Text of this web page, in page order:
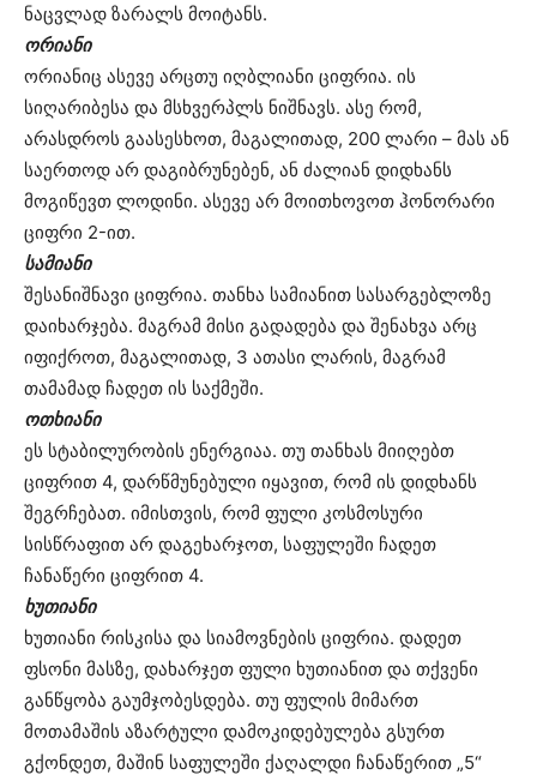
ნაცვლად ზარალს მოიტანს.
ორიანი
ორიანიც ასევე არცთუ იღბლიანი ციფრია. ის
სიღარიბესა და მსხვერპლს ნიშნავს. ასე რომ,
არასდროს გაასესხოთ, მაგალითად, 200 ლარი – მას ან
საერთოდ არ დაგიბრუნებენ, ან ძალიან დიდხანს
მოგიწევთ ლოდინი. ასევე არ მოითხოვოთ ჰონორარი
ციფრი 2-ით.
სამიანი
შესანიშნავი ციფრია. თანხა სამიანით სასარგებლოზე
დაიხარჯება. მაგრამ მისი გადადება და შენახვა არც
იფიქროთ, მაგალითად, 3 ათასი ლარის, მაგრამ
თამამად ჩადეთ ის საქმეში.
ოთხიანი
ეს სტაბილურობის ენერგიაა. თუ თანხას მიიღებთ
ციფრით 4, დარწმუნებული იყავით, რომ ის დიდხანს
შეგრჩებათ. იმისთვის, რომ ფული კოსმოსური
სისწრაფით არ დაგეხარჯოთ, საფულეში ჩადეთ
ჩანაწერი ციფრით 4.
ხუთიანი
ხუთიანი რისკისა და სიამოვნების ციფრია. დადეთ
ფსონი მასზე, დახარჯეთ ფული ხუთიანით და თქვენი
განწყობა გაუმჯობესდება. თუ ფულის მიმართ
მოთამაშის აზარტული დამოკიდებულება გსურთ
გქონდეთ, მაშინ საფულეში ქაღალდი ჩანაწერით „5“